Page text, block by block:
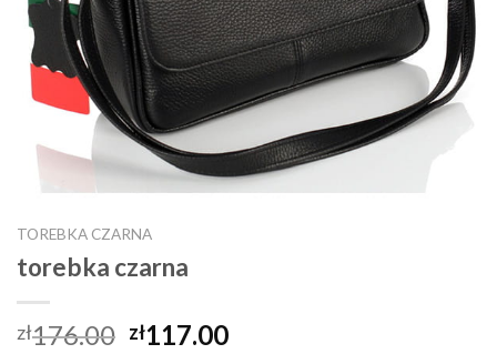
TOREBKA CZARNA
torebka czarna
zł176.00 zł117.00